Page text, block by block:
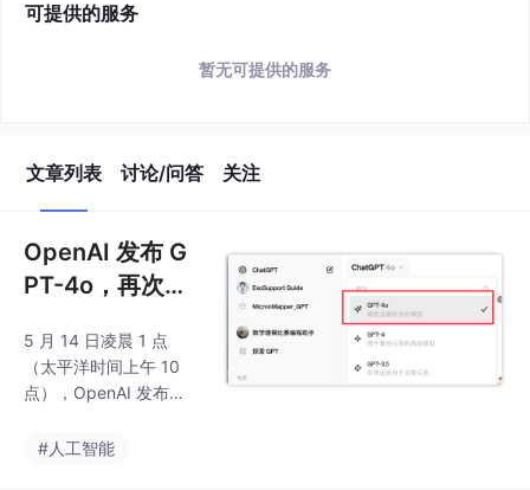
可提供的服务
暂无可提供的服务
文章列表 讨论/问答 关注
OpenAI 发布 G
PT-4o，再次巩
5 月 14 日凌晨 1 点
（太平洋时间上午 10
点），OpenAI 发布了
次巩固了其在人工智能
#人工智能